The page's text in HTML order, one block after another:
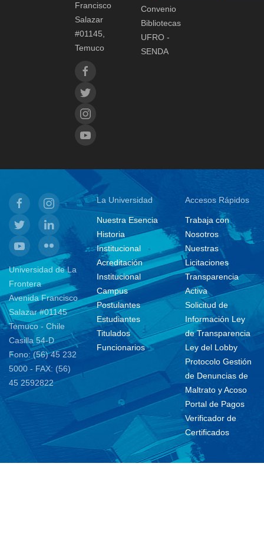
Francisco
Salazar
#01145,
Temuco
Convenio
Bibliotecas
UFRO -
SENDA
Universidad de La
Frontera
Avenida Francisco
Salazar #01145
Temuco - Chile
Casilla 54-D
Fono: (56) 45 232
5000 - FAX: (56)
45 2592822
La Universidad
Nuestra Esencia
Historia
Institucional
Acreditación
Institucional
Campus
Postulantes
Estudiantes
Titulados
Funcionarios
Accesos Rápidos
Trabaja con
Nosotros
Nuestras
Licitaciones
Transparencia
Activa
Solicitud de
Información Ley
de Transparencia
Ley del Lobby
Protocolo Gestión
de Denuncias de
Maltrato y Acoso
Portal de Pagos
Verificador de
Certificados